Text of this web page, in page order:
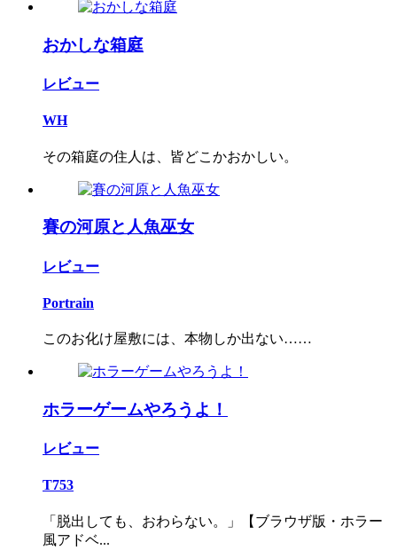
おかしな箱庭
レビュー
WH
その箱庭の住人は、皆どこかおかしい。
賽の河原と人魚巫女
レビュー
Portrain
このお化け屋敷には、本物しか出ない……
ホラーゲームやろうよ！
レビュー
T753
「脱出しても、おわらない。」【ブラウザ版・ホラー
風アドベ...